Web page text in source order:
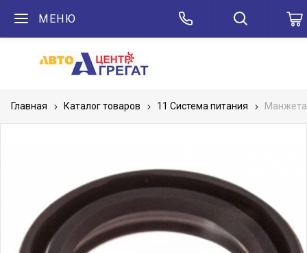
МЕНЮ
Главная Каталог товаров 11 Система питания